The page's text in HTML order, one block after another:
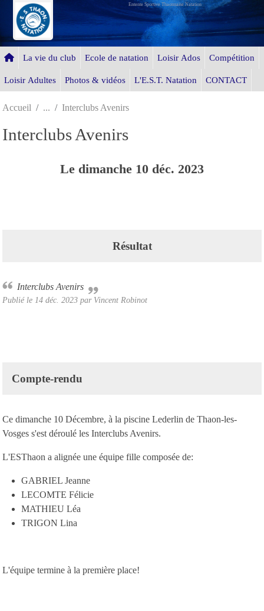
Entente Sportive Thaonnaise Natation
La vie du club Ecole de natation Loisir Ados Compétition
Loisir Adultes Photos & vidéos L'E.S.T. Natation CONTACT
Accueil Interclubs Avenirs
Interclubs Avenirs
Le dimanche 10 déc. 2023
Résultat
Interclubs Avenirs
Publié le 14 déc. 2023 par Vincent Robinot
Compte-rendu
Ce dimanche 10 Décembre, à la piscine Lederlin de Thaon-les-
Vosges s'est déroulé les Interclubs Avenirs.
L'ESThaon a alignée une équipe fille composée de:
GABRIEL Jeanne
LECOMTE Félicie
MATHIEU Léa
TRIGON Lina
L'équipe termine à la première place!
Panneau de gestion des cookies